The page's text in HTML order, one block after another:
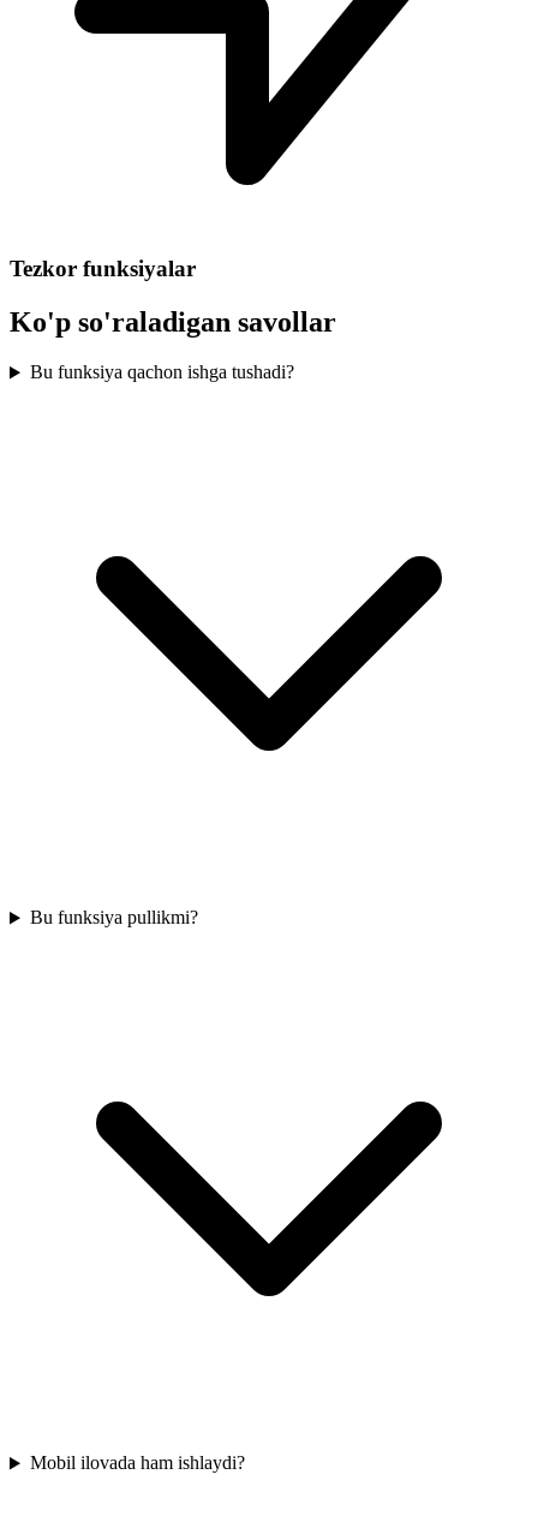
Tezkor funksiyalar
Ko'p so'raladigan savollar
Bu funksiya qachon ishga tushadi?
Bu funksiya pullikmi?
Mobil ilovada ham ishlaydi?